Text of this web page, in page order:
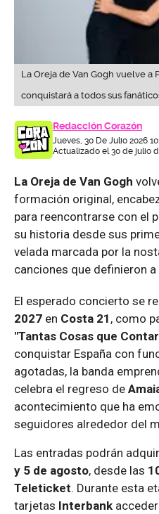
La Oreja de Van Gogh vuelve
conquistará a todos sus
Redacción Corazón
Jueves, 30 De Julio 2026
Actualizado el 30 de julio
La Oreja de Van Gogh
formación original,
para reencontrarse con el
su historia desde sus
velada marcada por la
canciones que definieron
El esperado concierto se
2027 en Costa 21 , como
"Tantas Cosas que
conquistar España con
agotadas, la banda
celebra el regreso de
acontecimiento que ha
seguidores alrededor del
Las entradas podrán
y 5 de agosto, desde las
Teleticket. Durante esta
tarjetas Interbank